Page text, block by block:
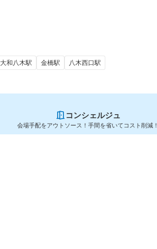
大和八木駅 金橋駅 八木西口駅
コンシェルジュ
会場手配をアウトソース！手間を省いてコスト削減！